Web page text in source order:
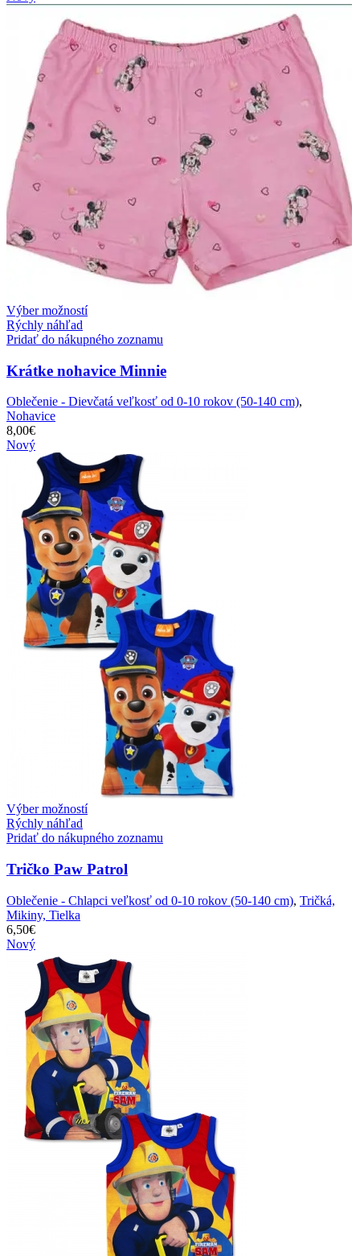
Výber možností
Rýchly náhľad
Pridať do nákupného zoznamu
Krátke nohavice Minnie
Oblečenie - Dievčatá veľkosť od 0-10 rokov (50-140 cm),
Nohavice
8,00€
Nový
Výber možností
Rýchly náhľad
Pridať do nákupného zoznamu
Tričko Paw Patrol
Oblečenie - Chlapci veľkosť od 0-10 rokov (50-140 cm), Tričká,
Mikiny, Tielka
6,50€
Nový